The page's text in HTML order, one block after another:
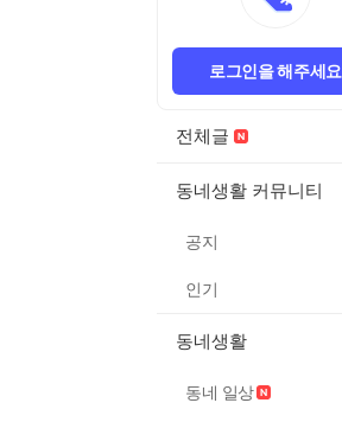
로그인을 해주세요
전체글
동네생활 커뮤니티
공지
인기
동네생활
동네 일상